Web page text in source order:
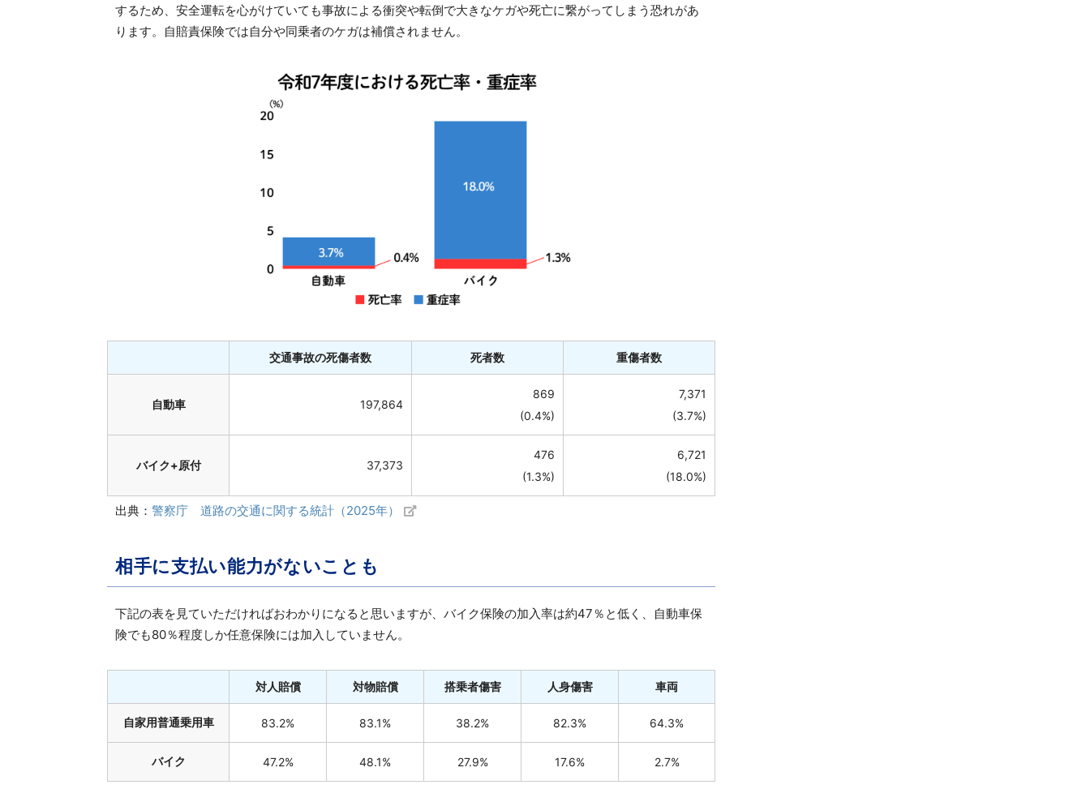
するため、安全運転を心がけていても事故による衝突や転倒で大きなケガや死亡に繋がってしまう恐れがあ
ります。自賠責保険では自分や同乗者のケガは補償されません。
自動車 197,864
869
(0.4%)
7,371
(3.7%)
バイク+原付 37,373
476
(1.3%)
6,721
(18.0%)
交通事故の死傷者数 死者数 重傷者数
出典： 警察庁 道路の交通に関する統計（2025年）
相手に支払い能力がないことも
下記の表を見ていただければおわかりになると思いますが、バイク保険の加入率は約47％と低く、自動車保
険でも80％程度しか任意保険には加入していません。
対人賠償 対物賠償 搭乗者傷害 人身傷害 車両
自家用普通乗用車 83.2% 83.1% 38.2% 82.3% 64.3%
バイク 47.2% 48.1% 27.9% 17.6% 2.7%